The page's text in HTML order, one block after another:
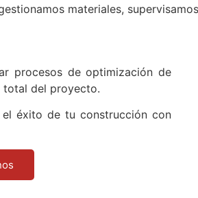
materiales,
procesos de optimización de
total del proyecto.
éxito de tu construcción con